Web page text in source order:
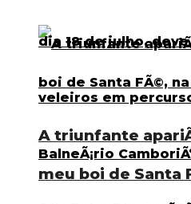
A triunfante
meu boi de Santa